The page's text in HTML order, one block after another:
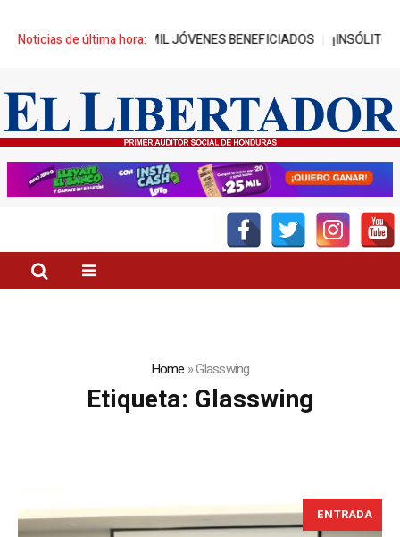
Noticias de última hora:
UNITEC ALCANZA MIL JÓVENES BENEFICIADOS ¡INSÓLITO!
Home »Glasswing
Etiqueta: Glasswing
ENTRADA